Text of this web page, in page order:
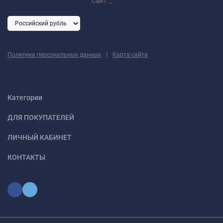
Политика персональных данных | Карта сайта
Категории
ДЛЯ ПОКУПАТЕЛЕЙ
ЛИЧНЫЙ КАБИНЕТ
КОНТАКТЫ